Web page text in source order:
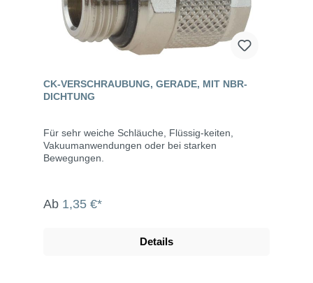
CK-VERSCHRAUBUNG, GERADE, MIT NBR-
DICHTUNG
Für sehr weiche Schläuche, Flüssig-keiten,
Vakuumanwendungen oder bei starken
Bewegungen.
Ab 1,35 €*
Details